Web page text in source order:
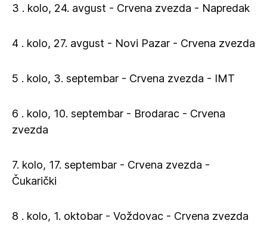
3 . kolo, 24. avgust - Crvena zvezda - Napredak
4 . kolo, 27. avgust - Novi Pazar - Crvena zvezda
5 . kolo, 3. septembar - Crvena zvezda - IMT
6 . kolo, 10. septembar - Brodarac - Crvena
zvezda
7. kolo, 17. septembar - Crvena zvezda -
Čukarički
8 . kolo, 1. oktobar - Voždovac - Crvena zvezda